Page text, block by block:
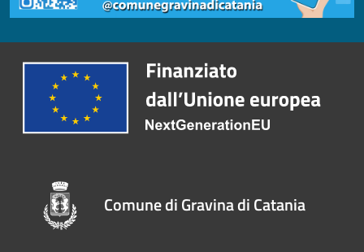
Comune di Gravina di Catania